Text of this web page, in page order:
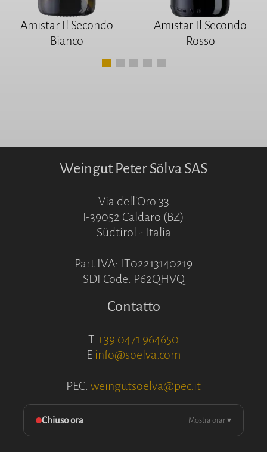
Amistar Il Secondo
Bianco
Amistar Il Secondo
Rosso
Weingut Peter Sölva SAS
Via dell'Oro 33
I-39052 Caldaro (BZ)
Südtirol - Italia
Part.IVA: IT02213140219
SDI Code: P62QHVQ
Contatto
T +39 0471 964650
E info@soelva.com
PEC: weingutsoelva@pec.it
Chiuso ora Mostra orari▾